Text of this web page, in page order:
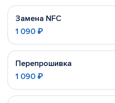
Замена NFC
1 090 ₽
Перепрошивка
1 090 ₽